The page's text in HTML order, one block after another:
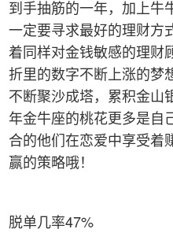
到手抽筋的一年，加上牛
一定要寻求最好的理财方
着同样对金钱敏感的理财
折里的数字不断上涨的梦
不断聚沙成塔，累积金山
年金牛座的桃花更多是自
合的他们在恋爱中享受着
赢的策略哦！
脱单几率47%